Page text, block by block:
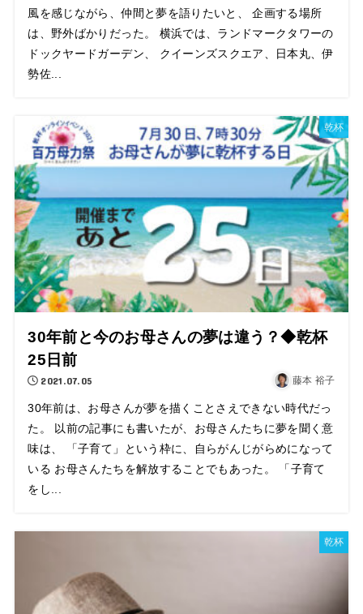
風を感じながら、仲間と夢を語りたいと、 企画する場所
は、野外ばかりだった。 横浜では、ランドマークタワーの
ドックヤードガーデン、 クイーンズスクエア、日本丸、伊
勢佐...
乾杯
30年前と今のお母さんの夢は違う？◆乾杯
25日前
2021.07.05 藤本 裕子
30年前は、お母さんが夢を描くことさえできない時代だっ
た。 以前の記事にも書いたが、お母さんたちに夢を聞く意
味は、 「子育て」という枠に、自らがんじがらめになって
いる お母さんたちを解放することでもあった。 「子育て
をし...
乾杯